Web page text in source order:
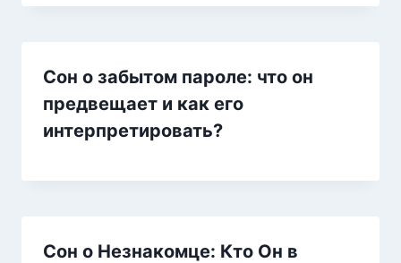
Сон о забытом пароле: что он
предвещает и как его
интерпретировать?
Сон о Незнакомце: Кто Он в